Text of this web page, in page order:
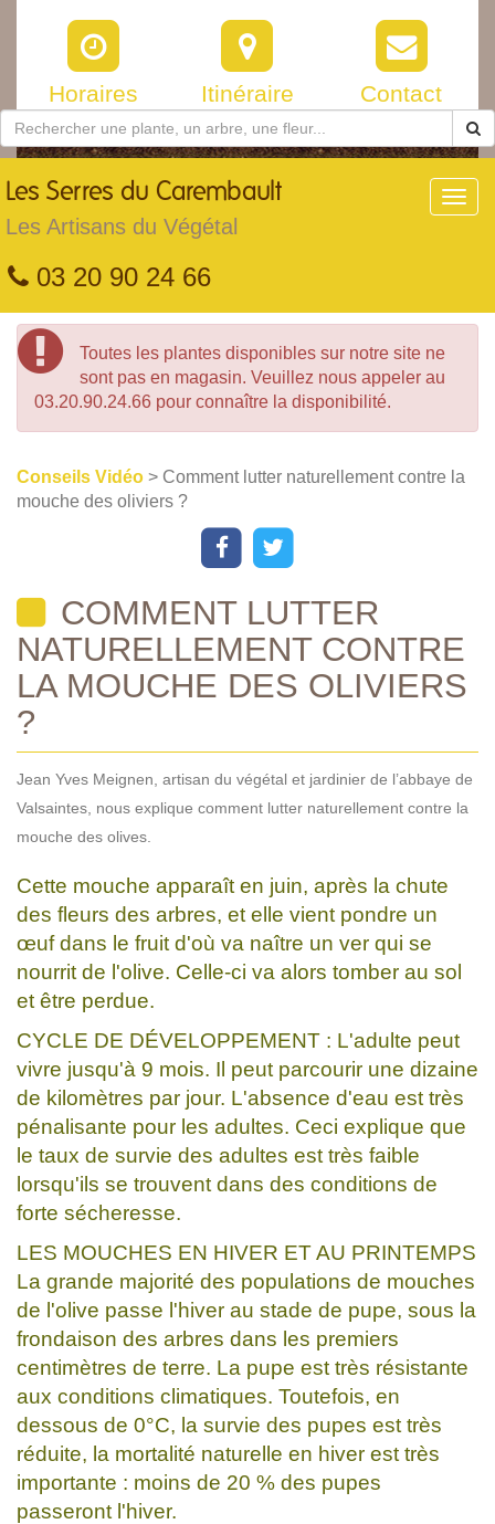
Horaires Itinéraire Contact
Les Serres du Carembault
Les Artisans du Végétal
03 20 90 24 66
Toutes les plantes disponibles sur notre site ne
sont pas en magasin. Veuillez nous appeler au
03.20.90.24.66 pour connaître la disponibilité.
Conseils Vidéo > Comment lutter naturellement contre la
mouche des oliviers ?
COMMENT LUTTER
NATURELLEMENT CONTRE
LA MOUCHE DES OLIVIERS
?
Jean Yves Meignen, artisan du végétal et jardinier de l’abbaye de
Valsaintes, nous explique comment lutter naturellement contre la
mouche des olives.
Cette mouche apparaît en juin, après la chute
des fleurs des arbres, et elle vient pondre un
œuf dans le fruit d'où va naître un ver qui se
nourrit de l'olive. Celle-ci va alors tomber au sol
et être perdue.
CYCLE DE DÉVELOPPEMENT : L'adulte peut
vivre jusqu'à 9 mois. Il peut parcourir une dizaine
de kilomètres par jour. L'absence d'eau est très
pénalisante pour les adultes. Ceci explique que
le taux de survie des adultes est très faible
lorsqu'ils se trouvent dans des conditions de
forte sécheresse.
LES MOUCHES EN HIVER ET AU PRINTEMPS
La grande majorité des populations de mouches
de l'olive passe l'hiver au stade de pupe, sous la
frondaison des arbres dans les premiers
centimètres de terre. La pupe est très résistante
aux conditions climatiques. Toutefois, en
dessous de 0°C, la survie des pupes est très
réduite, la mortalité naturelle en hiver est très
importante : moins de 20 % des pupes
passeront l'hiver.